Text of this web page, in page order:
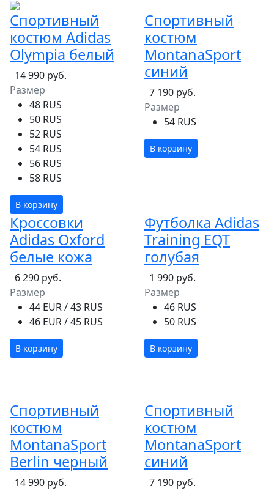
Спортивный
костюм Adidas
Olympia белый
14 990 руб.
Размер
48 RUS
50 RUS
52 RUS
54 RUS
56 RUS
58 RUS
В корзину
Спортивный
костюм
MontanaSport
синий
7 190 руб.
Размер
54 RUS
В корзину
Кроссовки
Adidas Oxford
белые кожа
6 290 руб.
Размер
44 EUR / 43 RUS
46 EUR / 45 RUS
В корзину
Футболка Adidas
Training EQT
голубая
1 990 руб.
Размер
46 RUS
50 RUS
В корзину
Спортивный
костюм
MontanaSport
Berlin черный
14 990 руб.
Спортивный
костюм
MontanaSport
синий
7 190 руб.